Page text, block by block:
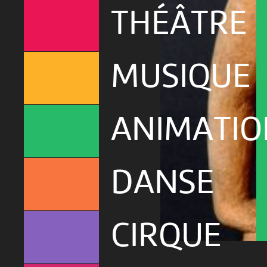
THÉÂTRE
MUSIQUE
DANSE
CIRQUE